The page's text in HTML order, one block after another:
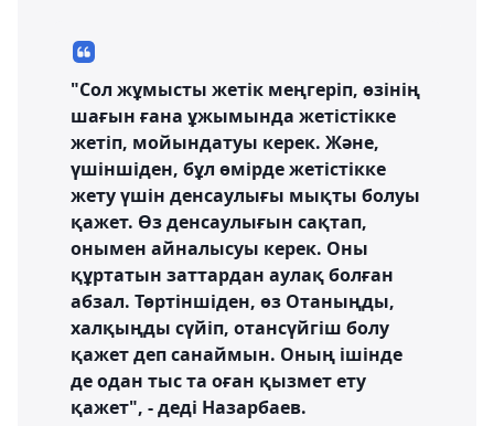
"Сол жұмысты жетік меңгеріп, өзінің
шағын ғана ұжымында жетістікке
жетіп, мойындатуы керек. Және,
үшіншіден, бұл өмірде жетістікке
жету үшін денсаулығы мықты болуы
қажет. Өз денсаулығын сақтап,
онымен айналысуы керек. Оны
құртатын заттардан аулақ болған
абзал. Төртіншіден, өз Отаныңды,
халқыңды сүйіп, отансүйгіш болу
қажет деп санаймын. Оның ішінде
де одан тыс та оған қызмет ету
қажет", - деді Назарбаев.